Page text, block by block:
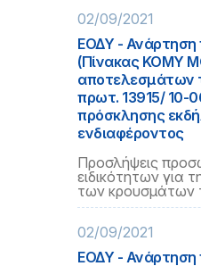
02/09/2021
ΕΟΔΥ - Ανάρτηση
(Πίνακας ΚΟΜΥ
αποτελεσμάτων
πρωτ. 13915/ 10-
πρόσκλησης
ενδιαφέροντος
Προσλήψεις
ειδικότητων για
των κρουσμάτων
02/09/2021
ΕΟΔΥ - Ανάρτηση